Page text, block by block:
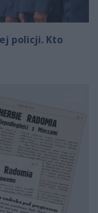
policji. Kto